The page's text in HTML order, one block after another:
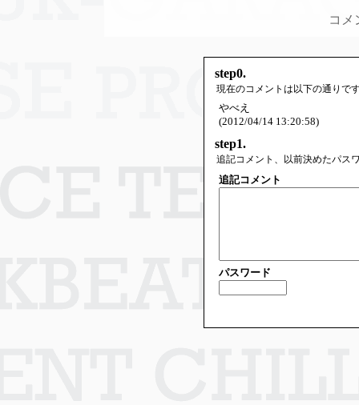
コメ
step0.
現在のコメントは以下の通りで
やべえ
(2012/04/14 13:20:58)
step1.
追記コメント、以前決めたパス
追記コメント
パスワード